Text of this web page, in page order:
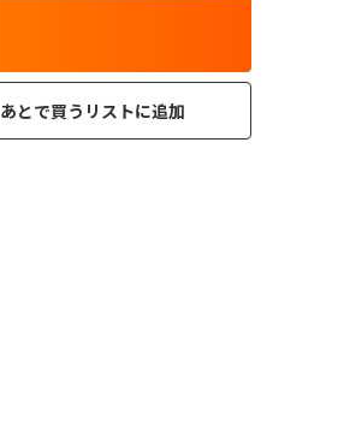
あとで買うリストに追加